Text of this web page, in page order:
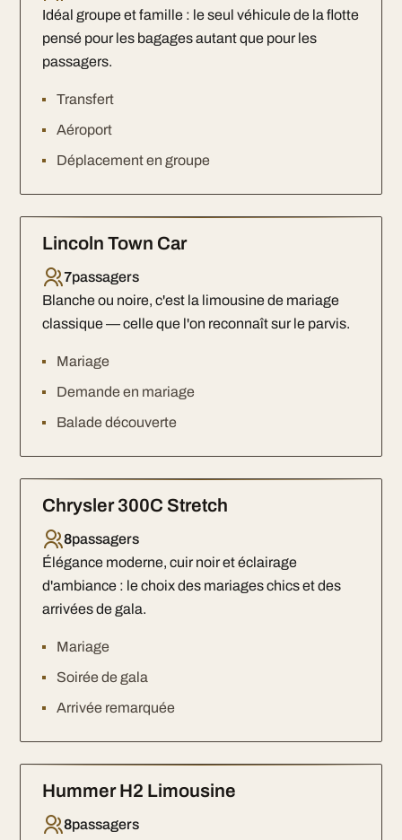
Idéal groupe et famille : le seul véhicule de la flotte
pensé pour les bagages autant que pour les
passagers.
Transfert
Aéroport
Déplacement en groupe
Lincoln Town Car
7passagers
Blanche ou noire, c'est la limousine de mariage
classique — celle que l'on reconnaît sur le parvis.
Mariage
Demande en mariage
Balade découverte
Chrysler 300C Stretch
8passagers
Élégance moderne, cuir noir et éclairage
d'ambiance : le choix des mariages chics et des
arrivées de gala.
Mariage
Soirée de gala
Arrivée remarquée
Hummer H2 Limousine
8passagers